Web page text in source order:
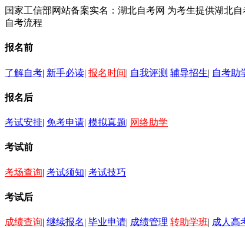
国家工信部网站备案实名：湖北自考网 为考生提供湖北
自考流程
报名前
了解自考| 新手必读| 报名时间| 自我评测 辅导招生| 自考助
报名后
考试安排| 免考申请| 模拟真题| 网络助学
考试前
考场查询| 考试须知| 考试技巧
考试后
成绩查询| 继续报名| 毕业申请| 成绩管理 转助学班| 成人高